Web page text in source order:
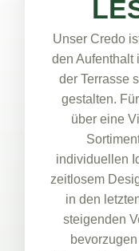
Unser Credo
den Aufenthalt
der Terrasse
gestalten.
über eine
individuellen
zeitlosem
in den
steigenden